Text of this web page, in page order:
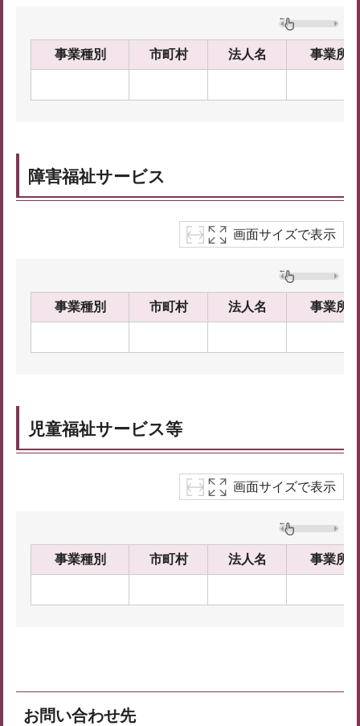
事業種別 市町村 法人名 事業所
障害福祉サービス
画面サイズで表示
事業種別 市町村 法人名 事業所
児童福祉サービス等
画面サイズで表示
事業種別 市町村 法人名 事業所
お問い合わせ先